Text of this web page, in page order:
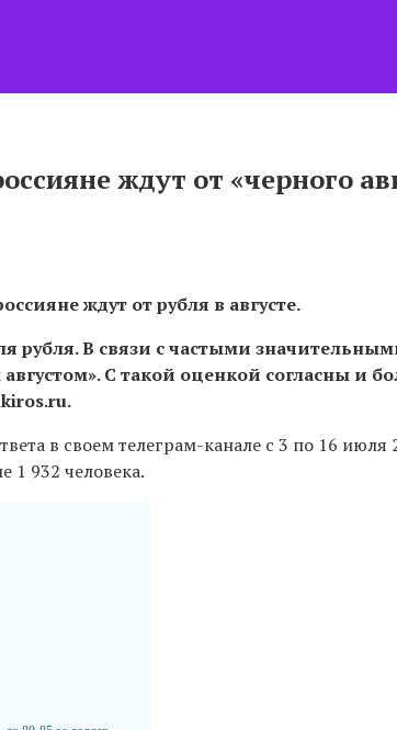
ждут от «черного
ждут от рубля в августе.
рубля. В связи с частыми
». С такой оценкой согласны и
в своем телеграм-канале с 3 по 16
1 932 человека.